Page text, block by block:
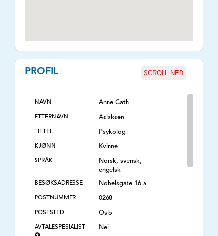
PROFIL SCROLL NED
NAVN Anne Cath
ETTERNAVN Aslaksen
TITTEL Psykolog
KJØNN Kvinne
SPRÅK
Norsk, svensk,
engelsk
BESØKSADRESSE Nobelsgate 16 a
POSTNUMMER 0268
POSTSTED Oslo
AVTALESPESIALIST Nei